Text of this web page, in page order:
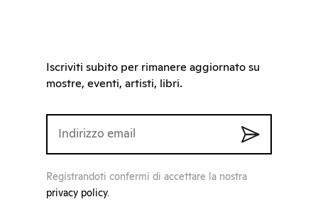
Iscriviti subito per rimanere aggiornato su
mostre, eventi, artisti, libri.
Registrandoti confermi di accettare la nostra
privacy policy.